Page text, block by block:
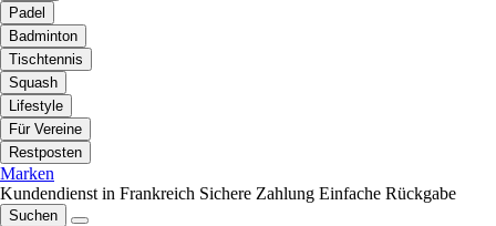
Padel
Badminton
Tischtennis
Squash
Lifestyle
Für Vereine
Restposten
Marken
Kundendienst in Frankreich Sichere Zahlung Einfache Rückgabe
Suchen